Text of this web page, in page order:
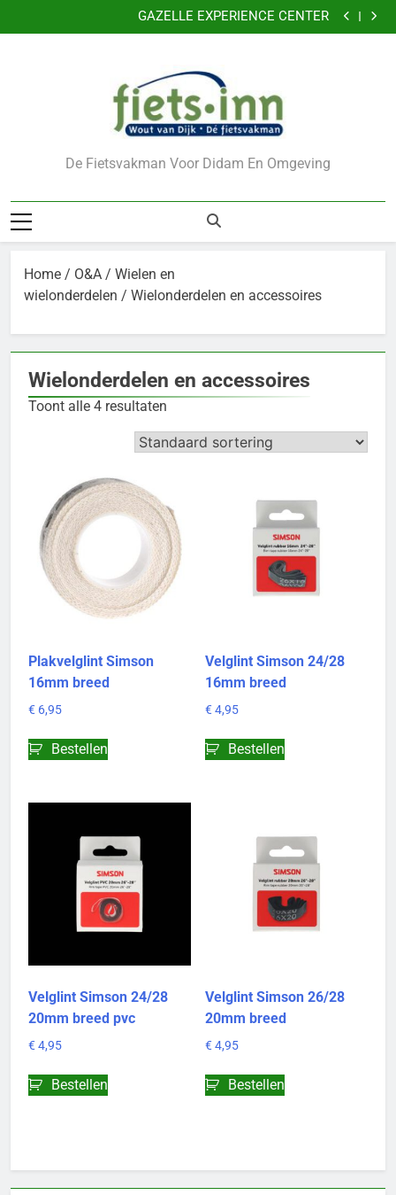
naar
GAZELLE EXPERIENCE CENTER
VERKLEIN DE KANS OP DIEFSTAL VAN UW FIETS
GAZELLE EXPERIENCE CENTER
VERKLEIN DE KANS OP DIEFSTAL VAN UW FIETS
De Fietsvakman Voor Didam En Omgeving
Home / O&A / Wielen en
wielonderdelen / Wielonderdelen en accessoires
Wielonderdelen en accessoires
Toont alle 4 resultaten
Plakvelglint Simson
16mm breed
€ 6,95
Bestellen
Velglint Simson 24/28
16mm breed
€ 4,95
Bestellen
Velglint Simson 24/28
20mm breed pvc
€ 4,95
Bestellen
Velglint Simson 26/28
20mm breed
€ 4,95
Bestellen